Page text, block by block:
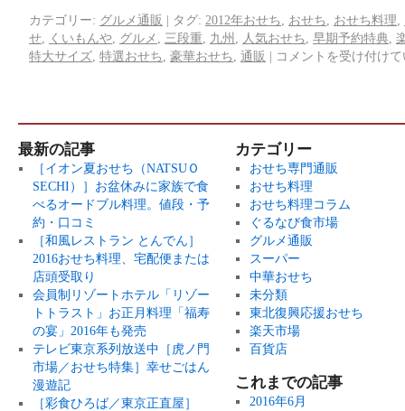
カテゴリー: グルメ通販 | タグ: 2012年おせち おせち おせち料理
せ
くいもんや グルメ 三段重 九州 人気おせち 早期予約特典
特大サイズ 特選おせち 豪華おせち 通販 | コメントを受け付け
最新の記事
［イオン夏おせち（NATSUＯ
SECHI）］お盆休みに家族で食
べるオードブル料理。値段・予
約・口コミ
［和風レストラン とんでん］
2016おせち料理、宅配便または
店頭受取り
会員制リゾートホテル「リゾー
トトラスト」お正月料理「福寿
の宴」2016年も発売
テレビ東京系列放送中［虎ノ門
市場／おせち特集］幸せごはん
漫遊記
［彩食ひろば／東京正直屋］
カテゴリー
おせち専門通販
おせち料理
おせち料理コラム
ぐるなび食市場
グルメ通販
スーパー
中華おせち
未分類
東北復興応援おせち
楽天市場
百貨店
これまでの記事
2016年6月